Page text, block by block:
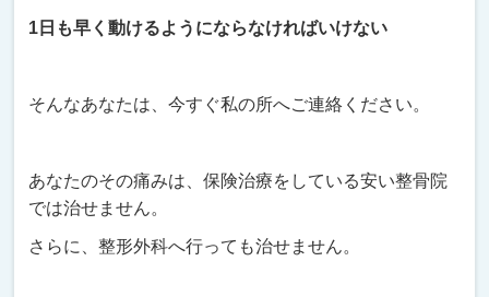
1日も早く動けるようにならなければいけない
そんなあなたは、今すぐ私の所へご連絡ください。
あなたのその痛みは、保険治療をしている安い整骨院
では治せません。
さらに、整形外科へ行っても治せません。